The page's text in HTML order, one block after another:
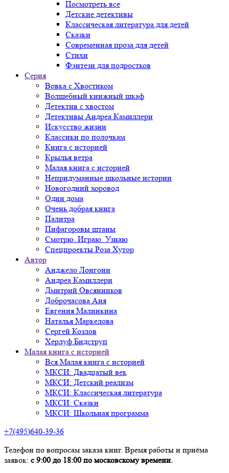
Посмотреть все
Детские детективы
Классическая литература для детей
Сказки
Современная проза для детей
Стихи
Фэнтези для подростков
Серия
Вовка с Хвостиком
Волшебный книжный шкаф
Детектив с хвостом
Детективы Андреа Камиллери
Искусство жизни
Классики по полочкам
Книга с историей
Крылья ветра
Малая книга с историей
Непридуманные школьные истории
Новогодний хоровод
Один дома
Очень добрая книга
Палитра
Пифагоровы штаны
Смотрю. Играю. Узнаю
Спецпроекты Роза Хутор
Автор
Анджело Лонгони
Андреа Камиллери
Дмитрий Овсянников
Доброчасова Аня
Евгения Малинкина
Наталья Маркелова
Сергей Козлов
Херлуф Бидструп
Малая книга с историей
Вся Малая книга с историей
МКСИ: Двадцатый век
МКСИ: Детский реализм
МКСИ: Классическая литература
МКСИ: Сказки
МКСИ: Школьная программа
+7(495)640-39-36
Телефон по вопросам заказа книг. Время работы и приёма
заявок: с 9:00 до 18:00 по московскому времени.